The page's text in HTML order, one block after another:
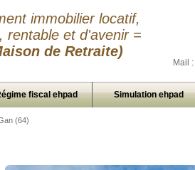
immobilier locatif,
rentable et d'avenir =
de Retraite)
Mail :
fiscal ehpad Simulation ehpad
(64)